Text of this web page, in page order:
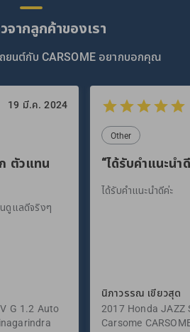
จากลูกค้าของเรา
นต์กับ CARSOME อยากบอกคุณ
19 มี.ค. 2024
ตัวแทน
ดูแลดีจริงๆ
G 1.2 Auto
Other
“ได้รับคำแนะนำ
ได้รับคำแนะนำดีค่ะ
นิภาวรรณ เขียวสุด
2017 Honda JAZZ
Carsome